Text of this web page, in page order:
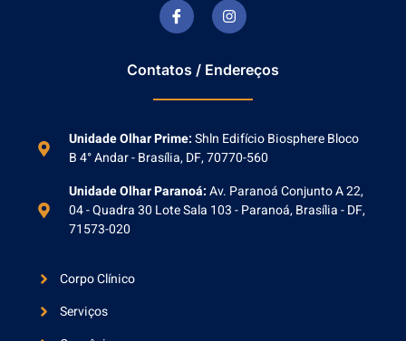
Contatos / Endereços
Unidade Olhar Prime:Shln Edifício Biosphere Bloco
B 4° Andar - Brasília, DF, 70770-560
Unidade Olhar Paranoá:Av. Paranoá Conjunto A 22,
04 - Quadra 30 Lote Sala 103 - Paranoá, Brasília - DF,
71573-020
Corpo Clínico
Serviços